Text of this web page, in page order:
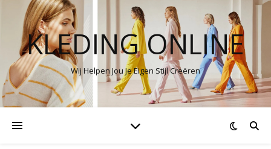
KLEDING ONLINE
Wij Helpen Jou Je Eigen Stijl Creëren